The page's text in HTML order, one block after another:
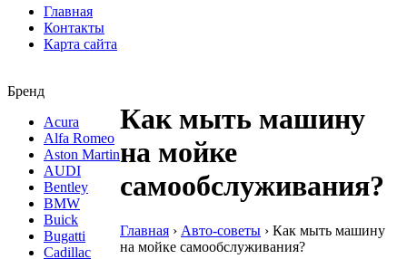
Главная
Контакты
Карта сайта
Бренд
Acura
Alfa Romeo
Aston Martin
AUDI
Bentley
BMW
Buick
Bugatti
Cadillac
Как мыть машину
на мойке
самообслуживания?
Главная › Авто-советы › Как мыть машину
на мойке самообслуживания?